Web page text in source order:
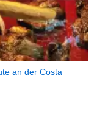
an der Costa